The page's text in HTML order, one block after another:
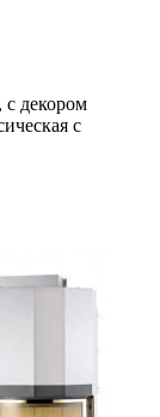
декором
с